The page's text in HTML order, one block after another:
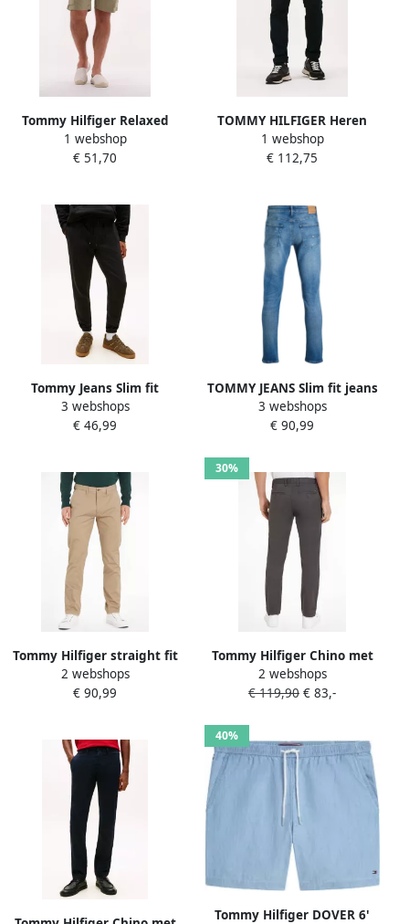
Tommy Hilfiger Relaxed
tapered fit korte
cargobroek met stretch
1 webshop
€ 51,70
TOMMY HILFIGER Heren
Broeken Bleecker Jersey
Pinstripe Donkerblauw
1 webshop
€ 112,75
Tommy Jeans Slim fit
sweatpants met gestileerde
opening
3 webshops
€ 46,99
TOMMY JEANS Slim fit jeans
SCANTON SLIM-Fit-Jeans
met gemiddelde
3 webshops
€ 90,99
Tommy Hilfiger straight fit
chino CORE DENTON 1985
met katoen batique khaki
2 webshops
€ 90,99
30%
Tommy Hilfiger Chino met
labeldetail model 'CORE
BLEECKER 1985'
2 webshops
€ 119,90 € 83,-
40%
Tommy Hilfiger DOVER 6'